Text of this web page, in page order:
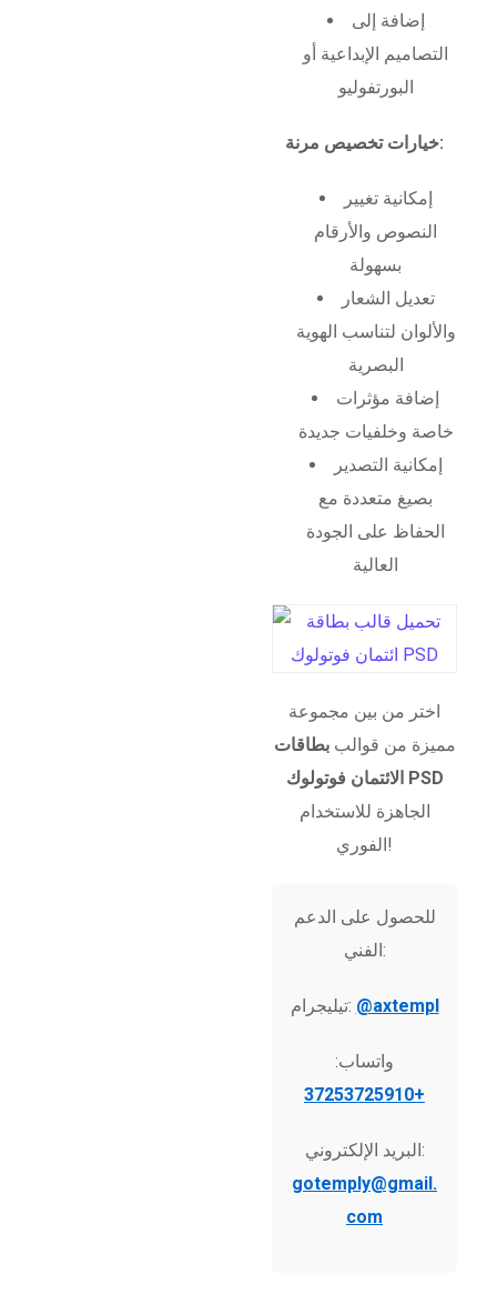
إضافة إلى
التصاميم الإبداعية أو
البورتفوليو
خيارات تخصيص مرنة:
إمكانية تغيير
النصوص والأرقام
بسهولة
تعديل الشعار
والألوان لتناسب الهوية
البصرية
إضافة مؤثرات
خاصة وخلفيات جديدة
إمكانية التصدير
بصيغ متعددة مع
الحفاظ على الجودة
العالية
اختر من بين مجموعة
مميزة من قوالببطاقات
الائتمان فوتولوك PSD
الجاهزة للاستخدام
الفوري!
للحصول على الدعم
الفني:
تيليجرام: @axtempl
واتساب:
+37253725910
البريد الإلكتروني:
gotemply@gmail.
com